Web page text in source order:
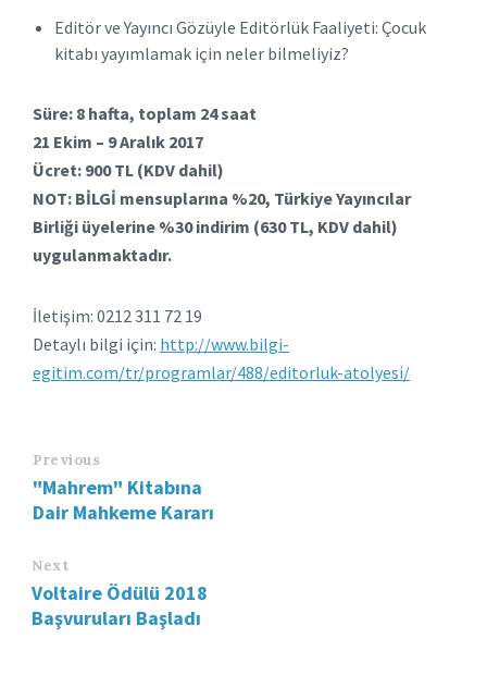
Editör ve Yayıncı Gözüyle Editörlük Faaliyeti: Çocuk
kitabı yayımlamak için neler bilmeliyiz?
Süre: 8 hafta, toplam 24 saat
21 Ekim – 9 Aralık 2017
Ücret: 900 TL (KDV dahil)
NOT: BİLGİ mensuplarına %20, Türkiye Yayıncılar
Birliği üyelerine %30 indirim (630 TL, KDV dahil)
uygulanmaktadır.
İletişim: 0212 311 72 19
Detaylı bilgi için: http://www.bilgi-
egitim.com/tr/programlar/488/editorluk-atolyesi/
Previous
"Mahrem" Kitabına
Dair Mahkeme Kararı
Next
Voltaire Ödülü 2018
Başvuruları Başladı